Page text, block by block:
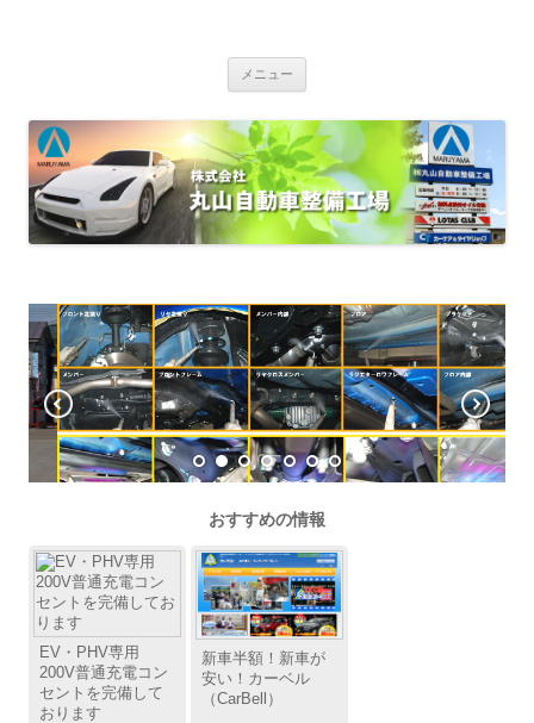
車検・定期点検・一般修理・板金塗装・オイル交換・各種部品用品販
用200V普通充電コンセント完備
メニュー
おすすめの情報
EV・PHV専用
200V普通充電コン
セントを完備して
おります
新車半額！新車が
安い！カーベル
（CarBell）